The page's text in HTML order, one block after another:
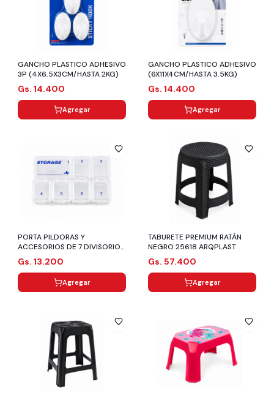
GANCHO PLASTICO ADHESIVO
3P (4X6.5X3CM/HASTA 2KG)
Gs. 14.400
Agregar
GANCHO PLASTICO ADHESIVO
(6X11X4CM/HASTA 3.5KG)
Gs. 14.400
Agregar
PORTA PILDORAS Y
ACCESORIOS DE 7 DIVISORIOS
(9.5X7X2CM)
Gs. 13.200
Agregar
TABURETE PREMIUM RATÁN
NEGRO 25618 ARQPLAST
Gs. 57.400
Agregar